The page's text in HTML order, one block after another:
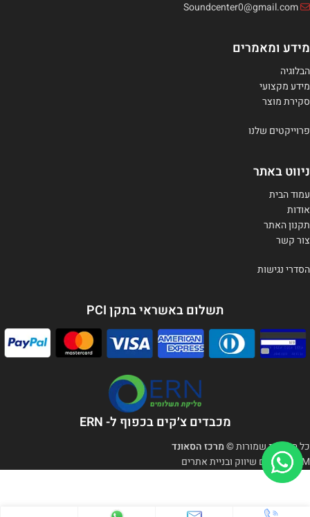
מידע ומאמרים
הבלוגיה
מידע מקצועי
סקירת מוצר
פרוייקטים שלנו
ניווט באתר
עמוד הבית
אודות
תקנון האתר
צור קשר
הסדרי נגישות
תשלום באשראי בתקן PCI
מכבדים צ׳קים בכפוף ל- ERN
כל הזכויות שמורות© מרכז הסאונד
OCM - קידום שיווק ובניית אתרים